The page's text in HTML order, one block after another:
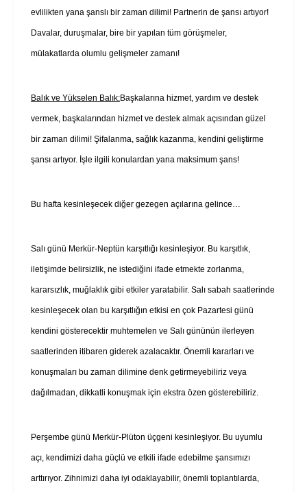
evlilikten yana şanslı bir zaman dilimi! Partnerin de şansı artıyor!
Davalar, duruşmalar, bire bir yapılan tüm görüşmeler,
mülakatlarda olumlu gelişmeler zamanı!
Balık ve Yükselen Balık:Başkalarına hizmet, yardım ve destek
vermek, başkalarından hizmet ve destek almak açısından güzel
bir zaman dilimi! Şifalanma, sağlık kazanma, kendini geliştirme
şansı artıyor. İşle ilgili konulardan yana maksimum şans!
Bu hafta kesinleşecek diğer gezegen açılarına gelince…
Salı günü Merkür-Neptün karşıtlığı kesinleşiyor. Bu karşıtlık,
iletişimde belirsizlik, ne istediğini ifade etmekte zorlanma,
kararsızlık, muğlaklık gibi etkiler yaratabilir. Salı sabah saatlerinde
kesinleşecek olan bu karşıtlığın etkisi en çok Pazartesi günü
kendini gösterecektir muhtemelen ve Salı gününün ilerleyen
saatlerinden itibaren giderek azalacaktır. Önemli kararları ve
konuşmaları bu zaman dilimine denk getirmeyebiliriz veya
dağılmadan, dikkatli konuşmak için ekstra özen gösterebiliriz.
Perşembe günü Merkür-Plüton üçgeni kesinleşiyor. Bu uyumlu
açı, kendimizi daha güçlü ve etkili ifade edebilme şansımızı
arttırıyor. Zihnimizi daha iyi odaklayabilir, önemli toplantılarda,